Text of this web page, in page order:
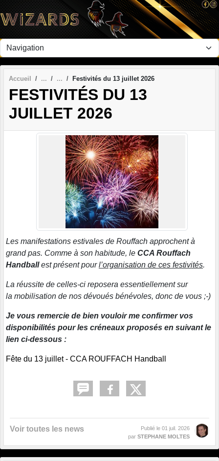
Accueil Festivités du 13 juillet 2026
FESTIVITÉS DU 13
JUILLET 2026
Les manifestations estivales de Rouffach approchent à
grand pas. Comme à son habitude, le CCA Rouffach
Handballest présent pourl’organisation de ces festivités.
La réussite de celles-ci reposera essentiellement sur
la mobilisation de nos dévoués bénévoles, donc de vous ;-)
Je vous remercie de bien vouloir me confirmer vos
disponibilités pour les créneaux proposés en suivant le
lien ci-dessous :
Fête du 13 juillet - CCA ROUFFACH Handball
Voir toutes les news Publié le 01 juil. 2026
par STEPHANE MOLTES
Panneau de gestion des cookies